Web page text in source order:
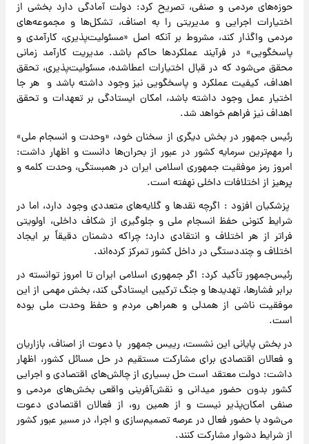
حوزه‌های مردمی و صنفی، تصریح کرد: دولت آمادگی دارد بخشی از
اختیارات اجرایی و مدیریتی را به اصناف، تشکل‌ها و مجموعه‌های
مردمی واگذار کند، مشروط بر آنکه اصل «مسئولیت‌پذیری، کارآمدی و
پاسخگویی» در فرآیند عملکردها حاکم باشد. مدیریت کارآمد زمانی
محقق می‌شود که در قبال اختیارات اعطاشده، مسئولیت‌پذیری، تحقق
اهداف، کیفیت عملکرد و پاسخگویی نیز وجود داشته باشد و هر جا
اختیار عمل وجود داشته باشد، امکان ایستادگی بر تعهدات و تحقق
اهداف نیز فراهم خواهد شد.
رئیس جمهور در بخش دیگری از سخنان خود، «وحدت و انسجام ملی»
را مهم‌ترین سرمایه کشور در عبور از بحران‌ها دانست و اظهار داشت:
امروز رمز موفقیت جمهوری اسلامی ایران در همبستگی، وحدت کلمه و
پرهیز از اختلافات داخلی نهفته است.
پزشکیان افزود : اگرچه نقدها و گلایه‌های متعددی وجود دارد، اما در
شرایط کنونی حفظ انسجام ملی و جلوگیری از شکاف داخلی، اولویتی
فراتر از هر اختلاف و انتقادی دارد؛ چراکه دشمنان دقیقاً بر ایجاد
اختلاف و چنددستگی در داخل کشور تمرکز کرده‌اند.
رئیس‌جمهور تأکید کرد: اگر جمهوری اسلامی ایران تا امروز توانسته در
برابر فشارها، تهدیدها و جنگ ترکیبی ایستادگی کند، بخش مهمی از این
موفقیت ناشی از همدلی و همراهی مردم و حفظ وحدت ملی بوده
است.
در بخش پایانی این نشست، رییس جمهور با دعوت از اصناف، بازاریان
و فعالان اقتصادی برای مشارکت مستقیم در حل مسائل کشور، اظهار
داشت: دولت معتقد است حل بسیاری از چالش‌های اقتصادی و اجرایی
کشور بدون حضور میدانی و نقش‌آفرینی واقعی بخش‌های مردمی و
صنفی امکان‌پذیر نیست و از همین رو، از فعالان اقتصادی دعوت
می‌شود با حضور فعال در عرصه تصمیم‌سازی و اجرا، در مسیر عبور کشور
از شرایط دشوار مشارکت کنند.